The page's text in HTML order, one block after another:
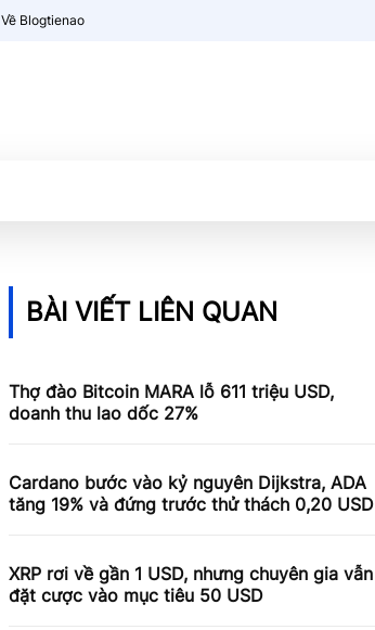
Về Blogtienao
BÀI VIẾT LIÊN QUAN
Thợ đào Bitcoin MARA lỗ 611 triệu USD,
doanh thu lao dốc 27%
Cardano bước vào kỷ nguyên Dijkstra, ADA
tăng 19% và đứng trước thử thách 0,20 USD
XRP rơi về gần 1 USD, nhưng chuyên gia vẫn
đặt cược vào mục tiêu 50 USD